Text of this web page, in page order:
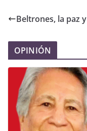
Beltrones, la paz
OPINIÓN